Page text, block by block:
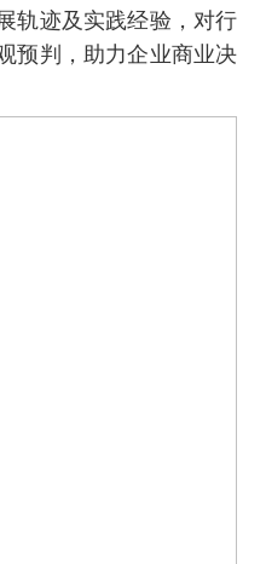
轨迹及实践经验，对行
预判，助力企业商业决